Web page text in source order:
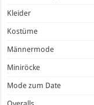
Kleider
Kostüme
Männermode
Miniröcke
Mode zum Date